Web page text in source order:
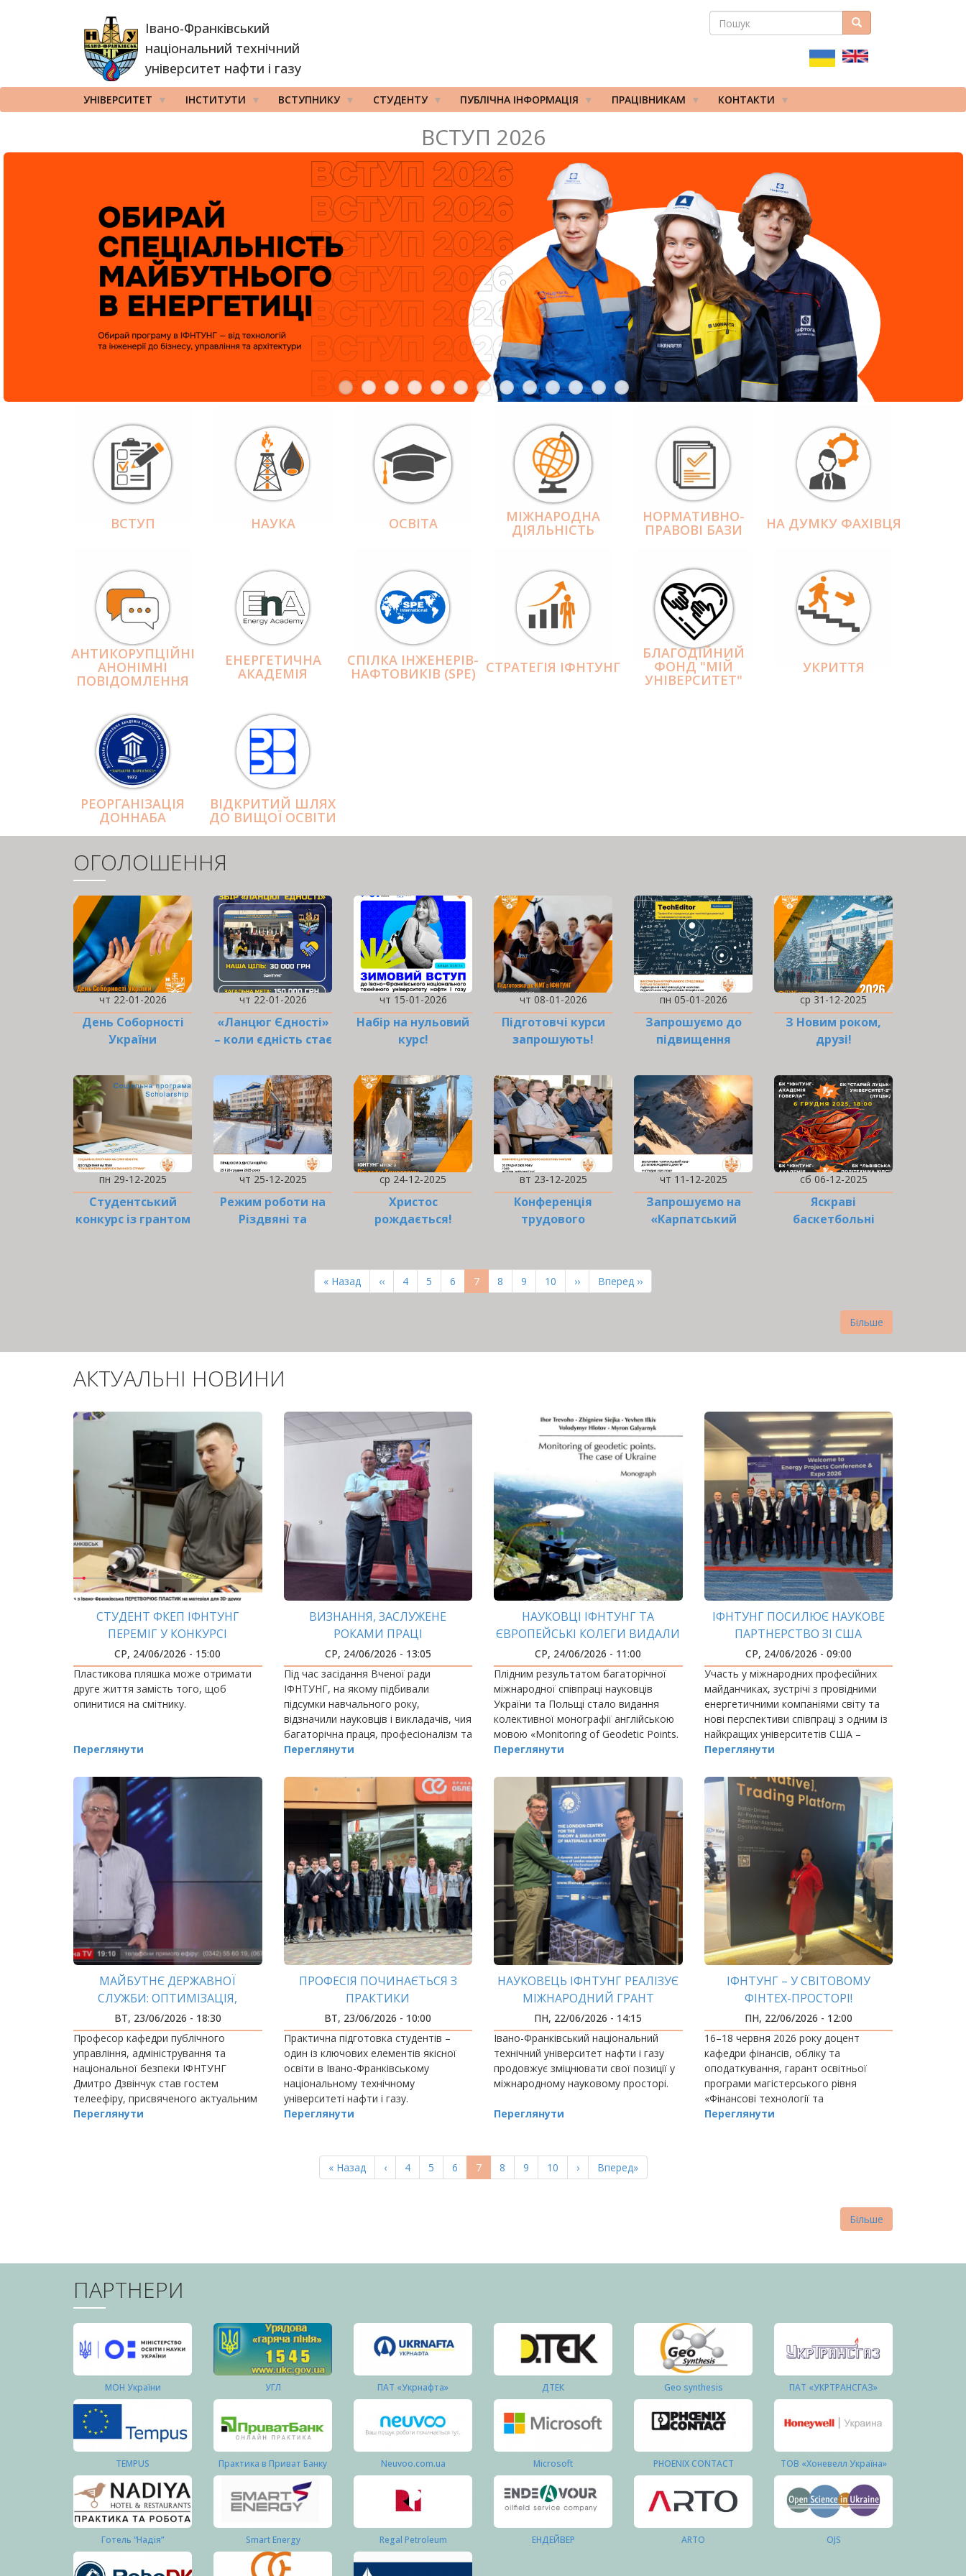
Івано-Франківський
національний технічний
університет нафти і газу
ПОШУКОВА
ПОШУК Пошук
УНІВЕРСИТЕТ ІНСТИТУТИ ВСТУПНИКУ СТУДЕНТУ ПУБЛІЧНА ІНФОРМАЦІЯ ПРАЦІВНИКАМ КОНТАКТИ
ВСТУП 2026
ВСТУП НАУКА ОСВІТА МІЖНАРОДНА
ДІЯЛЬНІCТЬ
НОРМАТИВНО-
ПРАВОВІ БАЗИ НА ДУМКУ ФАХІВЦЯ
АНТИКОРУПЦІЙНІ
АНОНІМНІ
ПОВІДОМЛЕННЯ
ЕНЕРГЕТИЧНА
АКАДЕМІЯ
СПІЛКА ІНЖЕНЕРІВ-
НАФТОВИКІВ (SPE) СТРАТЕГІЯ ІФНТУНГ
БЛАГОДІЙНИЙ
ФОНД "МІЙ
УНІВЕРСИТЕТ"
УКРИТТЯ
РЕОРГАНІЗАЦІЯ
ДОННАБА
ВІДКРИТИЙ ШЛЯХ
ДО ВИЩОЇ ОСВІТИ
ОГОЛОШЕННЯ
чт 22-01-2026
День Соборності
України
чт 22-01-2026
«Ланцюг Єдності»
– коли єдність стає
чт 15-01-2026
Набір на нульовий
курс!
чт 08-01-2026
Підготовчі курси
запрошують!
пн 05-01-2026
Запрошуємо до
підвищення
ср 31-12-2025
З Новим роком,
друзі!
пн 29-12-2025
Студентський
конкурс із грантом
чт 25-12-2025
Режим роботи на
Різдвяні та
ср 24-12-2025
Христос
рождається!
вт 23-12-2025
Конференція
трудового
чт 11-12-2025
Запрошуємо на
«Карпатський
сб 06-12-2025
Яскраві
баскетбольні
Перша
сторінка
« Назад
Попередня
сторінка
‹‹ Page
4 Page
5 Page
6
Поточна
сторінка
7 Page
8 Page
9 Page
10
Наступна
сторінка
››
Остання
сторінка
Вперед ››
Більше
АКТУАЛЬНІ НОВИНИ
СТУДЕНТ ФКЕП ІФНТУНГ
ПЕРЕМІГ У КОНКУРСІ
«ВИНАХІДНИК РОКУ»
СР, 24/06/2026 - 15:00
Пластикова пляшка може отримати
друге життя замість того, щоб
опинитися на смітнику.
Переглянути
ВИЗНАННЯ, ЗАСЛУЖЕНЕ
РОКАМИ ПРАЦІ
СР, 24/06/2026 - 13:05
Під час засідання Вченої ради
ІФНТУНГ, на якому підбивали
підсумки навчального року,
відзначили науковців і викладачів, чия
багаторічна праця, професіоналізм та
відданість університету отримали
Переглянути
НАУКОВЦІ ІФНТУНГ ТА
ЄВРОПЕЙСЬКІ КОЛЕГИ ВИДАЛИ
СПІЛЬНУ НАУКОВУ
МОНОГРАФІЮ
СР, 24/06/2026 - 11:00
Плідним результатом багаторічної
міжнародної співпраці науковців
України та Польщі стало видання
колективної монографії англійською
мовою «Monitoring of Geodetic Points.
The Case of Ukraine».
Переглянути
ІФНТУНГ ПОСИЛЮЄ НАУКОВЕ
ПАРТНЕРСТВО ЗІ США
СР, 24/06/2026 - 09:00
Участь у міжнародних професійних
майданчиках, зустрічі з провідними
енергетичними компаніями світу та
нові перспективи співпраці з одним із
найкращих університетів США –
такими стали результати робочого
ІФНТУНГ…
Переглянути
МАЙБУТНЄ ДЕРЖАВНОЇ
СЛУЖБИ: ОПТИМІЗАЦІЯ,
ЗАРПЛАТИ ТА ЄВРОІНТЕГРАЦІЯ
ВТ, 23/06/2026 - 18:30
Професор кафедри публічного
управління, адміністрування та
національної безпеки ІФНТУНГ
Дмитро Дзвінчук став гостем
телеефіру, присвяченого актуальним
питанням функціонування державної
Переглянути
ПРОФЕСІЯ ПОЧИНАЄТЬСЯ З
ПРАКТИКИ
ВТ, 23/06/2026 - 10:00
Практична підготовка студентів –
один із ключових елементів якісної
освіти в Івано-Франківському
національному технічному
університеті нафти і газу.
Переглянути
НАУКОВЕЦЬ ІФНТУНГ РЕАЛІЗУЄ
МІЖНАРОДНИЙ ГРАНТ
КОРОЛІВСЬКОГО ТОВАРИСТВА
ВЕЛИКОЇ БРИТАНІЇ
ПН, 22/06/2026 - 14:15
Івано-Франківський національний
технічний університет нафти і газу
продовжує зміцнювати свої позиції у
міжнародному науковому просторі.
Переглянути
ІФНТУНГ – У СВІТОВОМУ
ФІНТЕХ-ПРОСТОРІ!
ПН, 22/06/2026 - 12:00
16–18 червня 2026 року доцент
кафедри фінансів, обліку та
оподаткування, гарант освітньої
програми магістерського рівня
«Фінансові технології та
інвестиційний консалтинг»
Переглянути
Перша
сторінка
« Назад
Попередня
сторінка
‹ Page
4 Page
5 Page
6
Поточна
сторінка
7 Page
8 Page
9 Page
10
Наступна
сторінка
›
Остання
сторінка
Вперед»
Більше
ПАРТНЕРИ
МОН України УГЛ ПАТ «Укрнафта» ДТЕК Geo synthesis ПАТ «УКРТРАНСГАЗ»
TEMPUS Практика в Приват Банку Neuvoo.com.ua Microsoft PHOENIX CONTACT ТОВ «Хоневелл Україна»
Готель “Надія” Smart Energy Regal Petroleum ЕНДЕЙВЕР ARTO OJS